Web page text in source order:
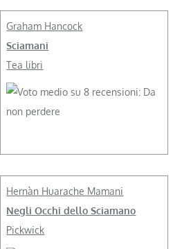
Graham Hancock
Sciamani
Tea libri
Hernàn Huarache Mamani
Negli Occhi dello Sciamano
Pickwick